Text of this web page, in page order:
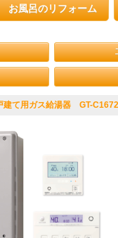
お風呂のリフォーム
建て用ガス給湯器 GT-